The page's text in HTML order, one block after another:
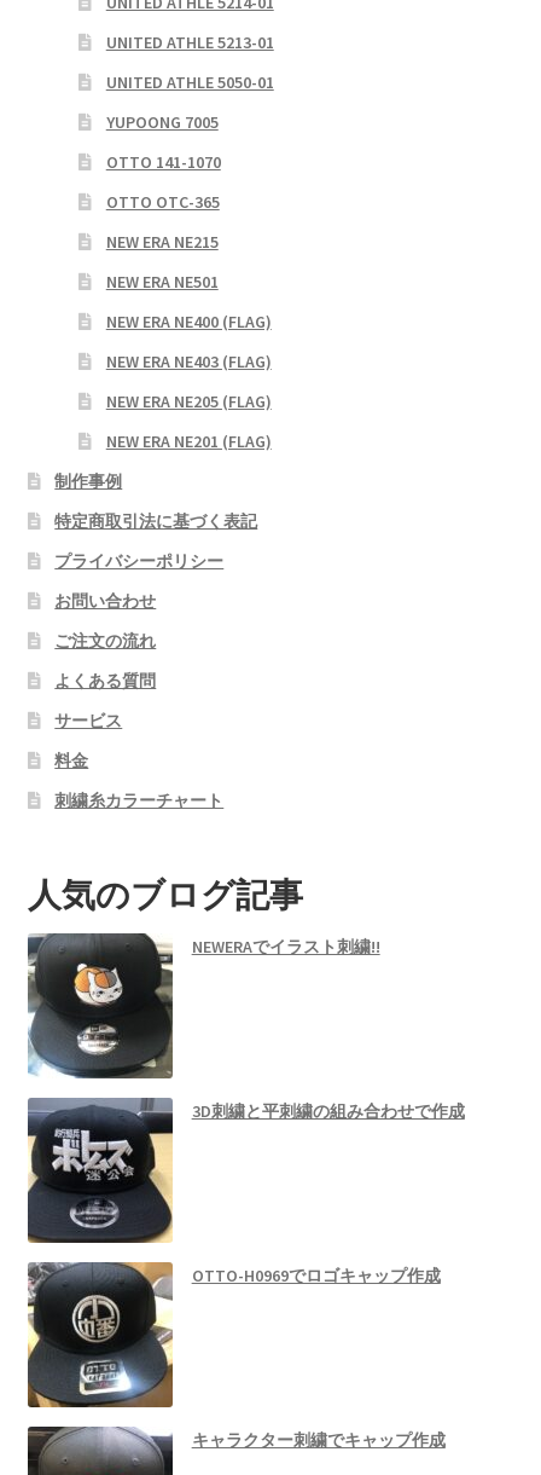
UNITED ATHLE 5213-01
UNITED ATHLE 5050-01
YUPOONG 7005
OTTO 141-1070
OTTO OTC-365
NEW ERA NE215
NEW ERA NE501
NEW ERA NE400 (FLAG)
NEW ERA NE403 (FLAG)
NEW ERA NE205 (FLAG)
NEW ERA NE201 (FLAG)
制作事例
特定商取引法に基づく表記
プライバシーポリシー
お問い合わせ
ご注文の流れ
よくある質問
サービス
料金
刺繍糸カラーチャート
人気のブログ記事
NEWERAでイラスト刺繍!!
3D刺繍と平刺繍の組み合わせで作成
OTTO-H0969でロゴキャップ作成
キャラクター刺繍でキャップ作成